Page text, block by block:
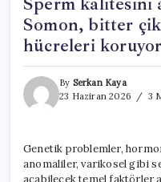
Somon, bitter
hücreleri koruyor
By Serkan Kaya
23 Haziran 2026
3
Genetik problemler,
anomaliler, varikosel gibi